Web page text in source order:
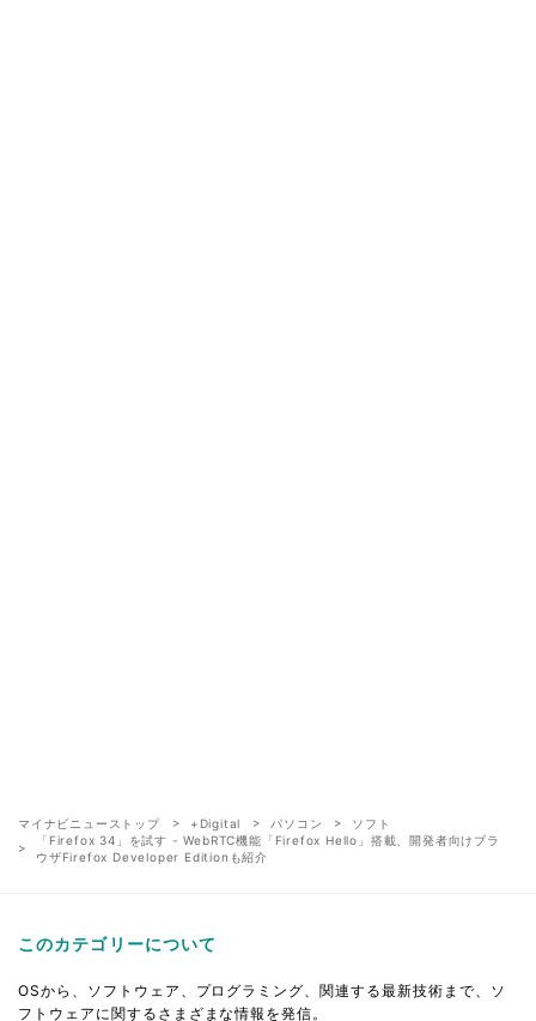
マイナビニューストップ +Digital パソコン
ソフト
「Firefox 34」を試す - WebRTC機能「Firefox Hello」搭載、開発者向けブラ
ウザFirefox Developer Editionも紹介
このカテゴリーについて
OSから、ソフトウェア、プログラミング、関連する最新技術まで、ソ
フトウェアに関するさまざまな情報を発信。